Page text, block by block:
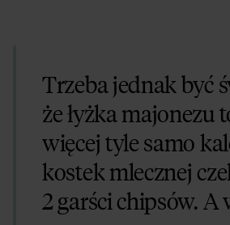
Trzeba jednak być
że łyżka majonezu
więcej tyle samo
kostek mlecznej
2 garści chipsów. A